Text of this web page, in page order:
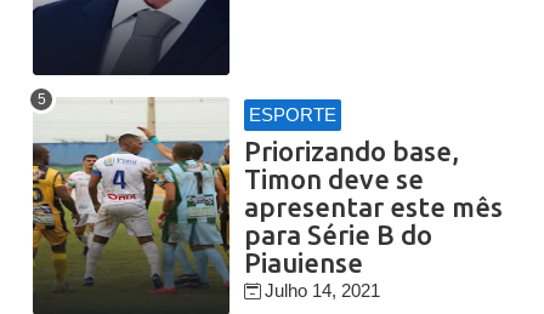
ESPORTE
Priorizando base,
Timon deve se
apresentar este mês
para Série B do
Piauiense
Julho 14, 2021